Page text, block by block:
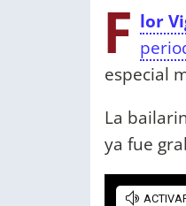
F lor
especial
La
ya fue